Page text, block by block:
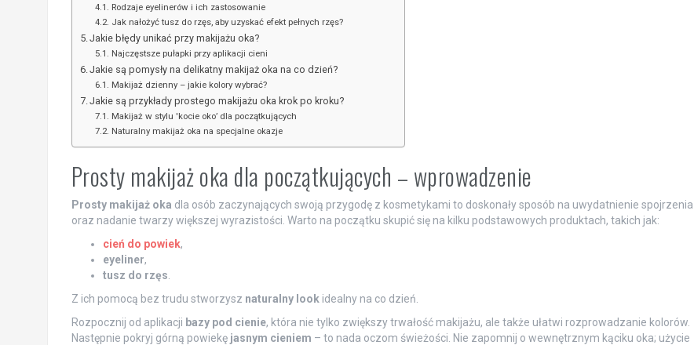
Rodzaje eyelinerów i ich zastosowanie
Jak nałożyć tusz do rzęs, aby uzyskać efekt pełnych rzęs?
Jakie błędy unikać przy makijażu oka?
Najczęstsze pułapki przy aplikacji cieni
Jakie są pomysły na delikatny makijaż oka na co dzień?
Makijaż dzienny – jakie kolory wybrać?
Jakie są przykłady prostego makijażu oka krok po kroku?
Makijaż w stylu 'kocie oko’ dla początkujących
Naturalny makijaż oka na specjalne okazje
Prosty makijaż oka dla początkujących – wprowadzenie
Prosty makijaż oka dla osób zaczynających swoją przygodę z kosmetykami to doskonały sposób na uwydatnienie spojrzenia
oraz nadanie twarzy większej wyrazistości. Warto na początku skupić się na kilku podstawowych produktach, takich jak:
cień do powiek,
eyeliner,
tusz do rzęs
Z ich pomocą bez trudu stworzysz naturalny lookidealny na co dzień.
Rozpocznij od aplikacji bazy pod cienie, która nie tylko zwiększy trwałość makijażu, ale także ułatwi rozprowadzanie kolorów.
Następnie pokryj górną powiekę jasnym cieniem – to nada oczom świeżości. Nie zapomnij o wewnętrznym kąciku oka; użycie